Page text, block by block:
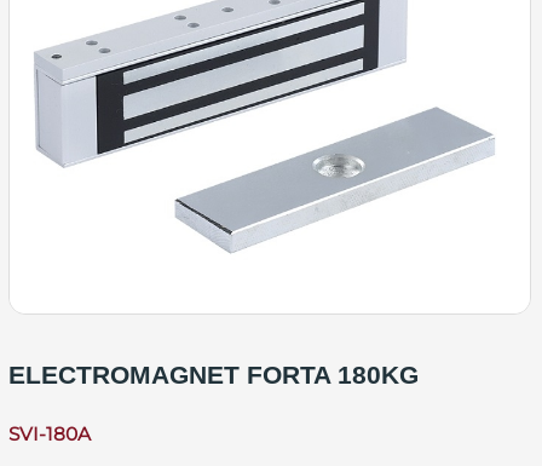
ELECTROMAGNET FORTA 180KG
SVI-180A